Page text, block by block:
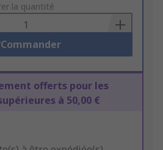
la quantité
Commander
offerts pour les
à 50,00 €